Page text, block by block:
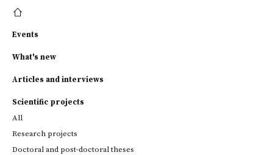
Events
What's new
Articles and interviews
Scientific projects
All
Research projects
Doctoral and post-doctoral theses